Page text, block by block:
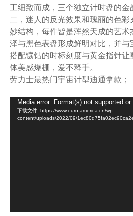
工细致而成，三个独立计时盘的
二，迷人的反光效果和瑰丽的色彩
妙结构，每件皆是浑然天成的艺
泽与黑色表盘形成鲜明对比，并与
搭配镶钻的时标刻度与黄金指针
体美感爆棚，爱不释手。
劳力士最热门宇宙计型迪通拿款；
Media error: Format(s) not supported
下载文件: https://www.euro-america.cn/wp-
content/uploads/2022/09/